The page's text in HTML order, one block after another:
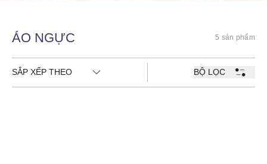
ÁO NGỰC 5 sản phẩm
SẮP XẾP THEO BỘ LỌC